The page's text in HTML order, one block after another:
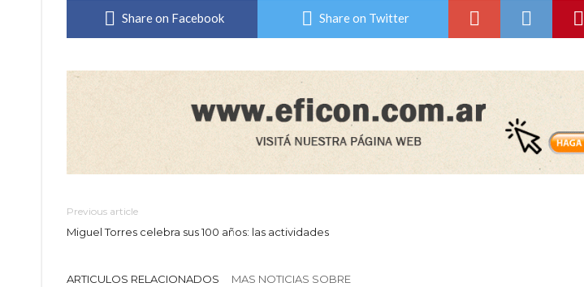
Share on Facebook Share on Twitter
Previous article
Miguel Torres celebra sus 100 años: las actividades
ARTICULOS RELACIONADOS MAS NOTICIAS SOBRE